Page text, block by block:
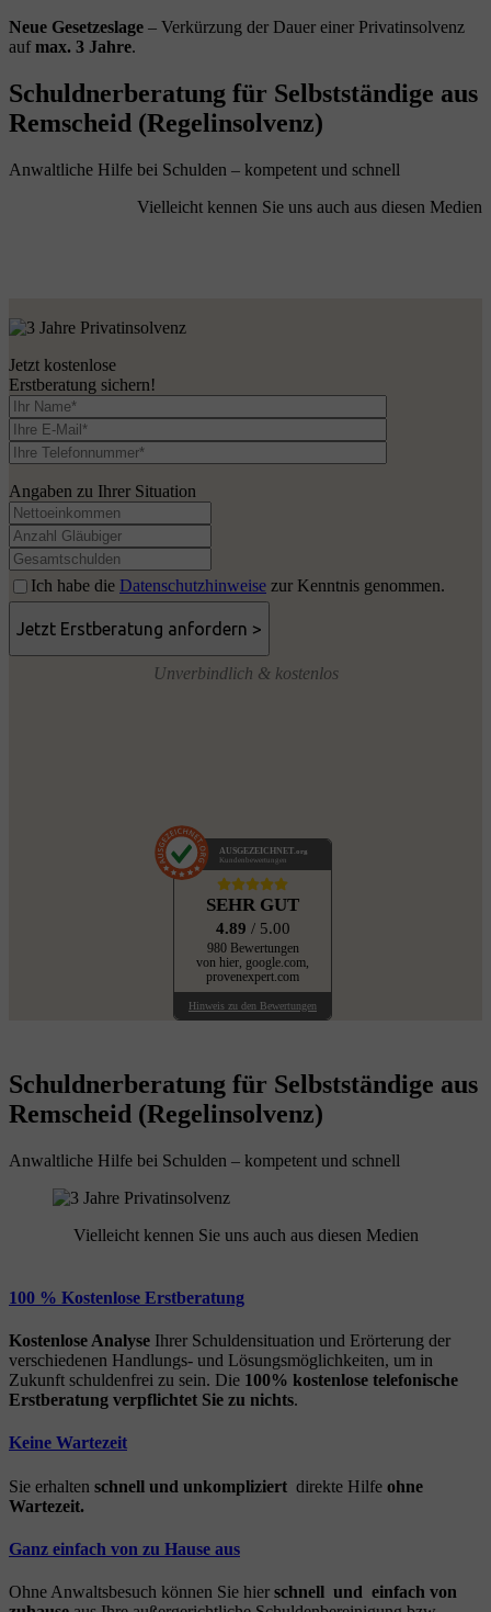
Neue Gesetzeslage – Verkürzung der Dauer einer Privatinsolvenz
aufmax. 3 Jahre.
Schuldnerberatung für Selbstständige aus
Remscheid (Regelinsolvenz)
Anwaltliche Hilfe bei Schulden – kompetent und schnell
Vielleicht kennen Sie uns auch aus diesen Medien
Jetzt kostenlose
Erstberatung sichern!
Angaben zu Ihrer Situation
Ich habe die Datenschutzhinweise zur Kenntnis genommen.
Unverbindlich & kostenlos
AUSGEZEICHNET .org
Kundenbewertungen
SEHR GUT
4.89 / 5.00
980 Bewertungen
von hier, google.com,
provenexpert.com
Hinweis zu den Bewertungen
Schuldnerberatung für Selbstständige aus
Remscheid (Regelinsolvenz)
Anwaltliche Hilfe bei Schulden – kompetent und schnell
Vielleicht kennen Sie uns auch aus diesen Medien
100 % Kostenlose Erstberatung
Kostenlose Analyse Ihrer Schuldensituation und Erörterung der
verschiedenen Handlungs- und Lösungsmöglichkeiten, um in
Zukunft schuldenfrei zu sein. Die 100% kostenlose telefonische
Erstberatung verpflichtet Sie zu nichts.
Keine Wartezeit
Sie erhalten schnell und unkompliziert direkte Hilfe ohne
Wartezeit.
Ganz einfach von zu Hause aus
Ohne Anwaltsbesuch können Sie hier schnell und einfach von